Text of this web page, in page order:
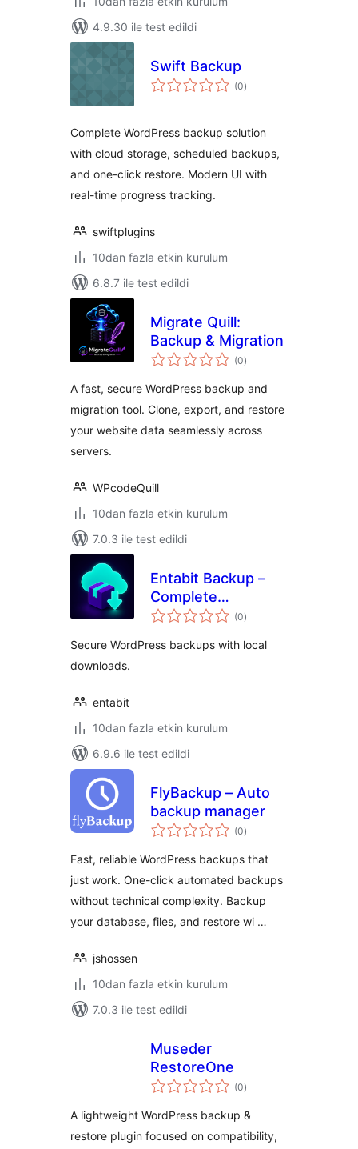
4.9.30 ile test edildi
Swift Backup
(0toplam
puan
)
Complete WordPress backup solution
with cloud storage, scheduled backups,
and one-click restore. Modern UI with
real-time progress tracking.
swiftplugins
10dan fazla etkin kurulum
6.8.7 ile test edildi
Migrate Quill:
Backup & Migration
(0toplam
puan
)
A fast, secure WordPress backup and
migration tool. Clone, export, and restore
your website data seamlessly across
servers.
WPcodeQuill
10dan fazla etkin kurulum
7.0.3 ile test edildi
Entabit Backup –
Complete
WordPress Website
(0toplam
puan
)
Secure WordPress backups with local
downloads.
entabit
10dan fazla etkin kurulum
6.9.6 ile test edildi
FlyBackup – Auto
backup manager
(0toplam
puan
)
Fast, reliable WordPress backups that
just work. One-click automated backups
without technical complexity. Backup
your database, files, and restore wi …
jshossen
10dan fazla etkin kurulum
7.0.3 ile test edildi
Museder
RestoreOne
(0toplam
puan
)
A lightweight WordPress backup &
restore plugin focused on compatibility,